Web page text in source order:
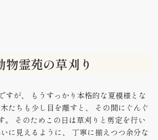
物霊苑の草刈り
すが、 もうすっかり本格的な夏模様とな
ちも少し目を離すと、 その間にぐんぐ
。 そのためこの日は草刈りと剪定を行い
見えるように、 丁寧に揃えつつ余分な